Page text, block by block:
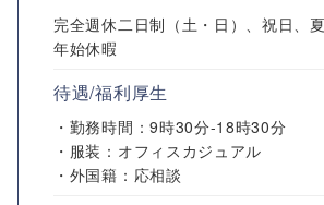
完全週休二日制（土・日）、祝日、
年始休暇
待遇/福利厚生
・勤務時間：9時30分-18時30分
・服装：オフィスカジュアル
・外国籍：応相談